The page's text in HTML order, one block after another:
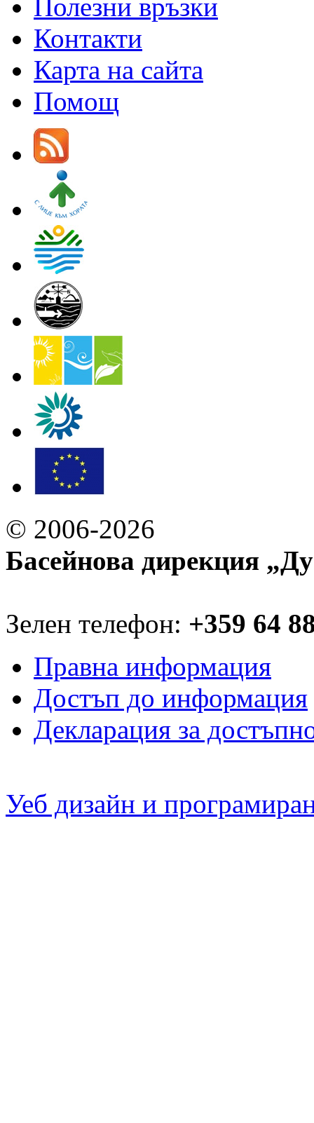
Полезни връзки
Контакти
Карта на сайта
Помощ
© 2006-2026
Басейнова дирекция
Зелен телефон: +359 64
Правна информация
Достъп до информация
Декларация за
Уеб дизайн и